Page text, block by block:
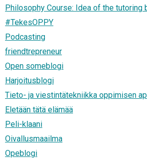
Philosophy Course: Idea of the tutoring
#TekesOPPY
Podcasting
friendtrepreneur
Open someblogi
Harjoitusblogi
Tieto- ja viestintätekniikka oppimisen
Eletään tätä elämää
Peli-klaani
Oivallusmaailma
Opeblogi